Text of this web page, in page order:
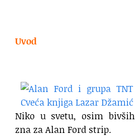
Uvod
Niko u svetu, osim
zna za Alan Ford strip.